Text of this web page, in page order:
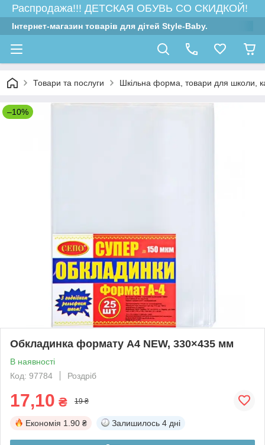
Распродажа!!! ДЕТСКАЯ ОБУВЬ СО СКИДКОЙ!
Інтернет-магазин товарів для дітей Style-Baby.
Товари та послуги Шкільна форма, товари для школи,
–10%
Обкладинка формату A4 NEW, 330×435 мм
В наявності
Код: 97784
Роздріб
17,10 ₴ 19 ₴
Економія 1.90 ₴ Залишилось 4 дні